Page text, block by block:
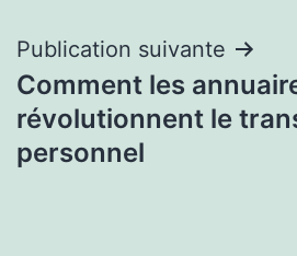
Publication suivante
Comment les
révolutionnent le
personnel